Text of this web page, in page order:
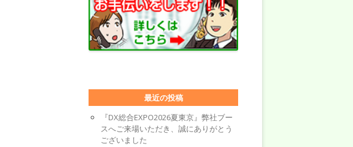
最近の投稿
『DX総合EXPO2026夏東京』弊社ブー
スへご来場いただき、誠にありがとう
ございました